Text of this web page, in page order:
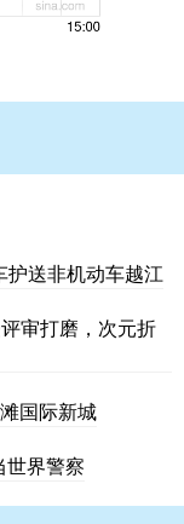
护送非机动车越江
审打磨，次元折
国际新城
世界警察